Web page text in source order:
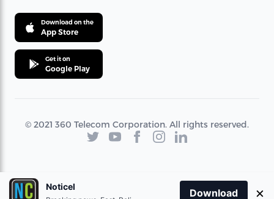
Download on the
App Store
Get it on
Google Play
© 2021 360 Telecom Corporation. All rights reserved.
Noticel
Download ×